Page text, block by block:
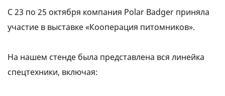
С 23 по 25 октября компания Polar Badger приняла
участие в выставке «Кооперация питомников».
На нашем стенде была представлена вся линейка
спецтехники, включая: